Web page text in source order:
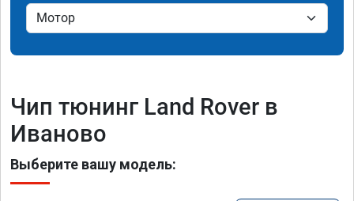
Чип тюнинг Land Rover в
Иваново
Выберите вашу модель: